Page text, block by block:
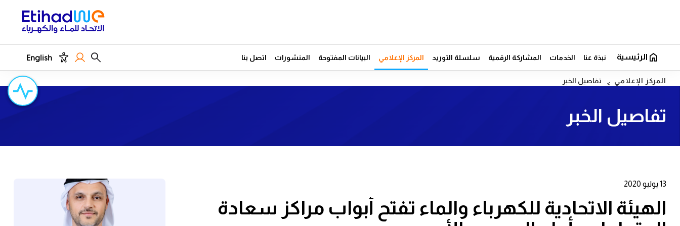
الرئيسية نبذة عنا الخدمات المشاركة الرقمية سلسلة التوريد المركز الإعلامي البيانات المفتوحة المنشورات اتصل بنا English
المركز الإعلامي تفاصيل الخبر
تفاصيل الخبر
13 يوليو 2020
الهيئة الاتحادية للكهرباء والماء تفتح أبواب مراكز سعادة